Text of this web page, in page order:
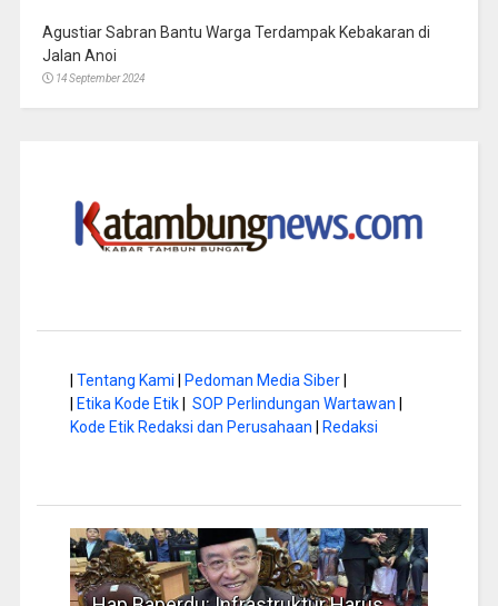
Agustiar Sabran Bantu Warga Terdampak Kebakaran di
Jalan Anoi
14 September 2024
Tentang Kami Pedoman Media Siber|
Etika Kode Etik| SOP Perlindungan Wartawan
Kode Etik Redaksi dan Perusahaan
Redaksi